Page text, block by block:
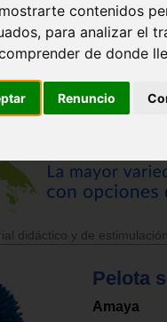
contenidos
para analizar el
de donde
Renuncio
didáctico y de estimulación
Pelota
Amaya